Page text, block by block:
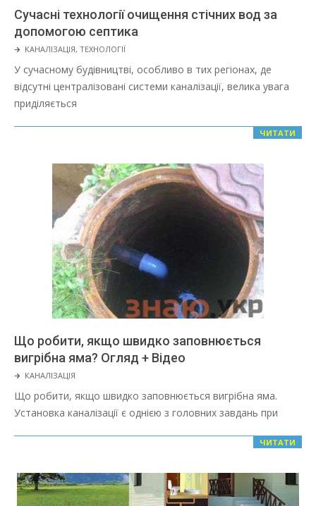
Сучасні технології очищення стічних вод за
допомогою септика
2024-
02-
06
🡲 КАНАЛІЗАЦІЯ, ТЕХНОЛОГІЇ
У сучасному будівництві, особливо в тих регіонах, де
відсутні централізовані системи каналізації, велика увага
приділяється
ЧИТАТИ
Що робити, якщо швидко заповнюється
вигрібна яма? Огляд + Відео
2022-
03-
08
🡲 КАНАЛІЗАЦІЯ
Що робити, якщо швидко заповнюється вигрібна яма.
Установка каналізації є однією з головних завдань при
ЧИТАТИ